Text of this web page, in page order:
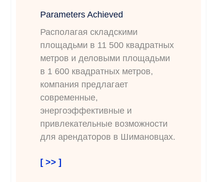
Parameters Achieved
Располагая складскими
площадьми в 11 500 квадратных
метров и деловыми площадьми
в 1 600 квадратных метров,
компания предлагает
современные,
энергоэффективные и
привлекательные возможности
для арендаторов в Шимановцах.
[ >> ]